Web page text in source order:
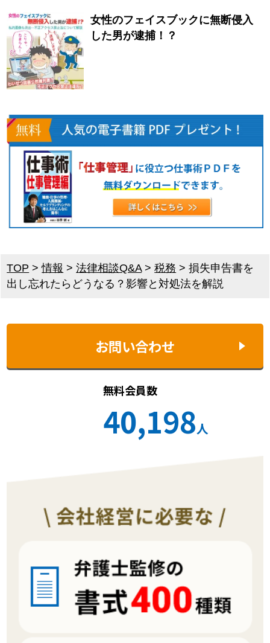
女性のフェイスブックに無断侵入
した男が逮捕！？
TOP >情報 >法律相談Q&A>税務 >損失申告書を
出し忘れたらどうなる？影響と対処法を解説
お問い合わせ
無料会員数
40,198人